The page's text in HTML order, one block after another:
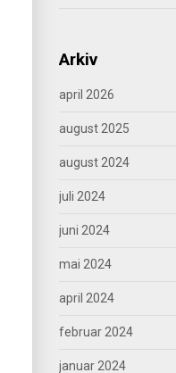
Arkiv
april 2026
august 2025
august 2024
juli 2024
juni 2024
mai 2024
april 2024
februar 2024
januar 2024